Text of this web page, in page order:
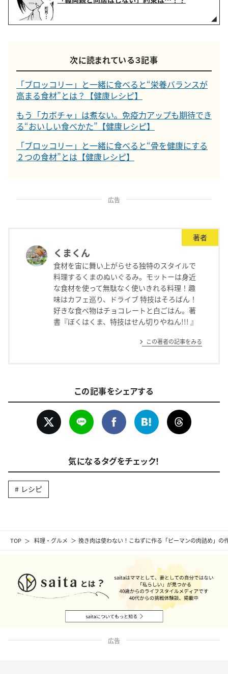
TOP 料理・グルメ 挽き肉は使わない！こねずに作る「ピーマンの肉詰め」の
次に読まれている３記事
「ブロッコリー」と一緒に食べると“栄養バランスが
高まる食材”とは？【健康レシピ】
もう「カボチャ」は煮ない。免疫力アップも期待でき
る“おいしい食べかた”【健康レシピ】
「ブロッコリー」と一緒に食べると“骨を健康にする
２つの食材”とは【健康レシピ】
広告
著者
くまくん
食材を宙に舞い上がらせる独特のスタイルで
料理するくまのぬいぐるみ。モットーは身近
な食材を使って無駄なく使いきれる料理！趣
味はカフェ巡り、ドライブ 特技はそろばん！
好きな食べ物はチョコレートと白ごはん。著
書『ぼくはくま、特技はせん切りやねん!!! 』
この著者の記事をみる
この記事をシェアする
気になるタグをチェック！
レシピ
広告